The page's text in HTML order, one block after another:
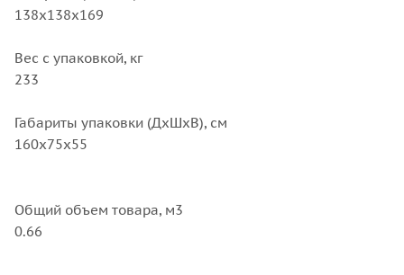
138x138x169
Вес с упаковкой, кг
233
Габариты упаковки (ДхШхВ), см
160x75x55
Общий объем товара, м3
0.66